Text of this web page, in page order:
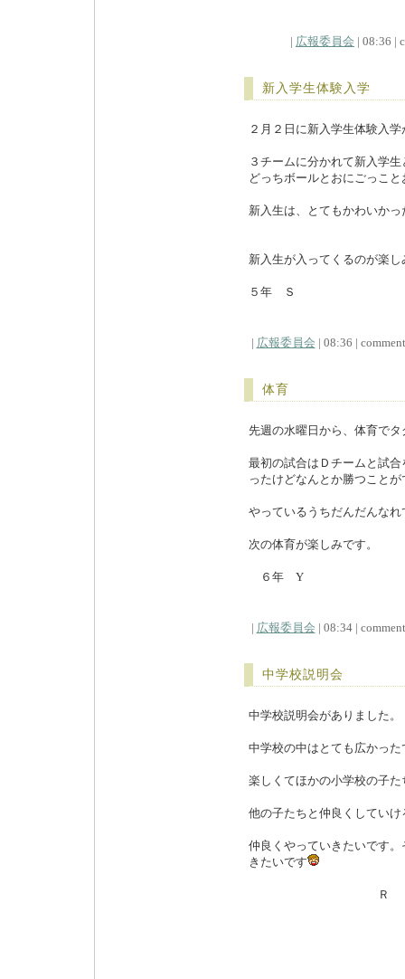
| 広報委員会 | 08:36 |
新入学生体験入学
２月２日に新入学生体験入
３チームに分かれて新入学
どっちボールとおにごっこ
新入生は、とてもかわいかっ
新入生が入ってくるのが楽し
５年 Ｓ
| 広報委員会 | 08:36 |
体育
先週の水曜日から、体育で
最初の試合はＤチームと試
ったけどなんとか勝つこと
やっているうちだんだんなれ
次の体育が楽しみです。
６年 Y
| 広報委員会 | 08:34 |
中学校説明会
中学校説明会がありました。
中学校の中はとても広かっ
楽しくてほかの小学校の子
他の子たちと仲良くしてい
仲良くやっていきたいです
きたいです
Ｒ